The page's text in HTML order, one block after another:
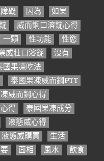
礙 因為
如果
威而鋼口溶錠心得
一顆 性功能
性慾
威壯口溶錠
沒有
國果凍吃法
泰國果凍威而鋼PTT
威而鋼心得
得
泰國果凍成分
液態威心得
液態威購買
生活
面相 風水 飲食